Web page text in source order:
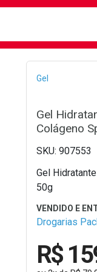
Gel
Gel
Colágeno
907553
Gel
50g
Drogarias
R$